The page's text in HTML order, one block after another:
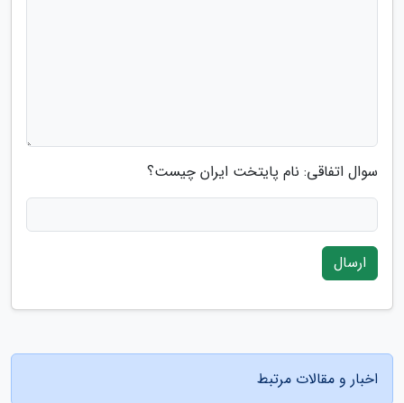
سوال اتفاقی: نام پایتخت ایران چیست؟
ارسال
اخبار و مقالات مرتبط